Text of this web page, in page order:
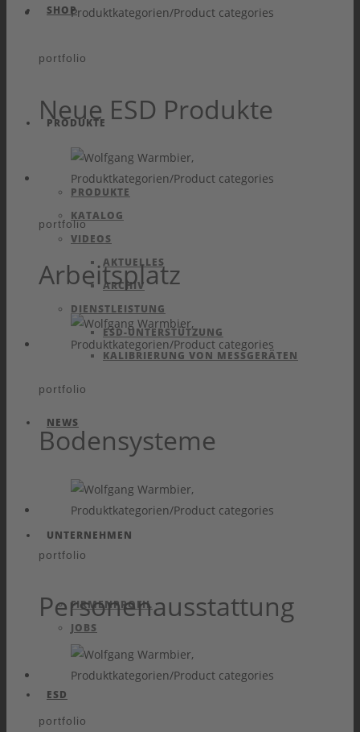
SHOP
PRODUKTE
PRODUKTE
KATALOG
VIDEOS
AKTUELLES
ARCHIV
DIENSTLEISTUNG
ESD-UNTERSTÜTZUNG
KALIBRIERUNG VON MESSGERÄTEN
NEWS
UNTERNEHMEN
FIRMENPROFIL
JOBS
ESD
portfolio
Neue ESD Produkte
portfolio
Arbeitsplatz
portfolio
Bodensysteme
portfolio
Personenausstattung
portfolio